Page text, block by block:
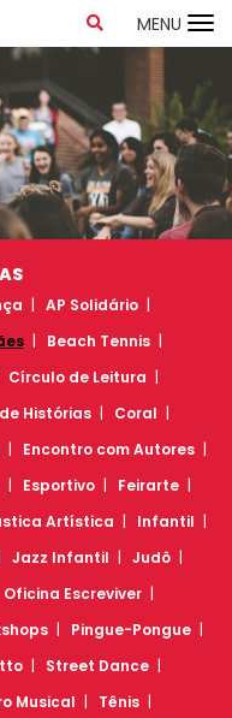
MENU
AP Solidário
Beach Tennis
Círculo de Leitura
Histórias
Coral
Encontro com Autores
Esportivo
Feirarte
Artística
Infantil
Jazz Infantil
Judô
Oficina Escreviver
Pingue-Pongue
Street Dance
Musical
Tênis